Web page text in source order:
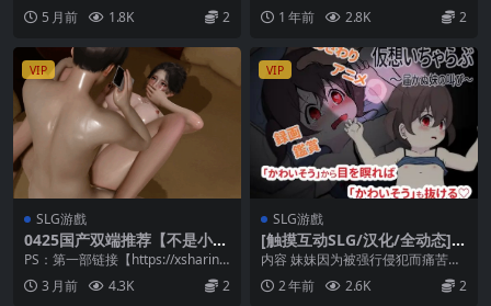
ighbours Ver1.05+乱伦补丁
+画廊+作弊【官方中文】
补丁！所以没有哈！ 简介： 你将
扮...5 月前 1.8K 2
与刺激” 秘密暴露：真奈香在无人注
意的情况下暴露...
1 年前 2.8K 2
VIP
SLG游戲
0425国产双端推荐【不是小十
七作品】掌中的美母 ver2.0
第二部【官中无码】
PS：第一部链接【https://xsharing.
org/215010.htm...
3 月前 4.3K 2
VIP
SLG游戲
[触摸互动SLG/汉化/全动态]
[铜矿]神奇的摄影机~侵犯妹妹
[安卓直装]
内容 妹妹因为被强行侵犯而痛苦的
声音被消除了。 是享受“虚拟游戏”
类型的“触摸游...
2 年前 2.6K 2